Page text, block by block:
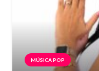
MÚSICA POP